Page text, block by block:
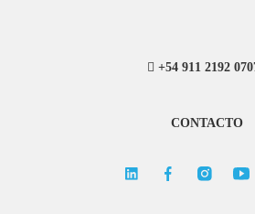
+54 911 2192
CONTACTO